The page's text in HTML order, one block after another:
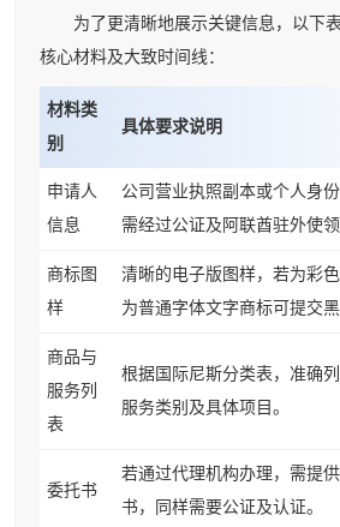
为了更清晰地展示关键信息，以下表
核心材料及大致时间线：
材料类
别
具体要求说明
申请人
信息
公司营业执照副本或个人身
需经过公证及阿联酋驻外使领
商标图
样
清晰的电子版图样，若为彩
为普通字体文字商标可提交黑
商品与
服务列
表
根据国际尼斯分类表，准确
服务类别及具体项目。
委托书
若通过代理机构办理，需提
书，同样需要公证及认证。